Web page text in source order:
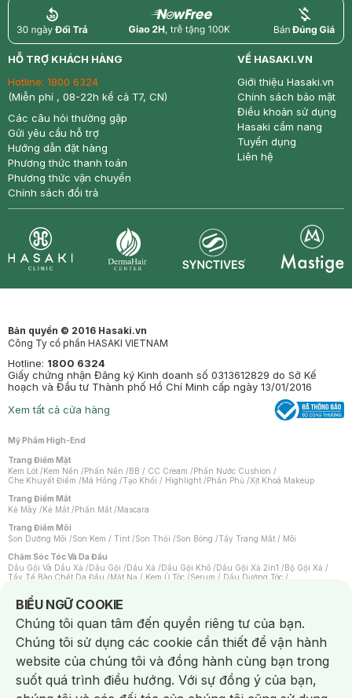
return nowfree price
HỖ TRỢ KHÁCH HÀNG
Hotline: 1800 6324
(Miễn phí , 08-22h kể cả T7, CN)
Các câu hỏi thường gặp
Gửi yêu cầu hỗ trợ
Hướng dẫn đặt hàng
Phương thức thanh toán
Phương thức vận chuyển
Chính sách đổi trả
VỀ HASAKI.VN
Giới thiệu Hasaki.vn
Chính sách bảo mật
Điều khoản sử dụng
Hasaki cẩm nang
Tuyển dụng
Liên hệ
Bản quyền © 2016 Hasaki.vn
Công Ty cổ phần HASAKI VIETNAM
Hotline: 1800 6324
Giấy chứng nhận Đăng ký Kinh doanh số 0313612829 do Sở Kế
hoạch và Đầu tư Thành phố Hồ Chí Minh cấp ngày 13/01/2016
Xem tất cả cửa hàng
Mỹ Phẩm High-End
Trang Điểm Mặt
Kem Lót /Kem Nền /Phấn Nền /BB / CC Cream /Phấn Nước Cushion /
Che Khuyết Điểm /Má Hồng /Tạo Khối / Highlight /Phấn Phủ /Xịt Khoá Makeup
Trang Điểm Mắt
Kẻ Mày /Kẻ Mắt /Phấn Mắt /Mascara
Trang Điểm Môi
Son Dưỡng Môi /Son Kem / Tint /Son Thỏi /Son Bóng /Tẩy Trang Mắt / Môi
Chăm Sóc Tóc Và Da Đầu
Dầu Gội Và Dầu Xả /Dầu Gội /Dầu Xả /Dầu Gội Khô /Dầu Gội Xả 2in1 /Bộ Gội Xả /
Tẩy Tế Bào Chết Da Đầu /Mặt Nạ / Kem Ủ Tóc /Serum / Dầu Dưỡng Tóc /
Máy Sấy Tóc
Lược
Kem Tẩy Lông/Dụng Cụ Tẩy Lông
Nước Hoa
Nước Hoa Nam Nước Hoa Cao Cấp Xịt Thơm Toàn Thân
Nước Hoa Vùng Kín
Chăm Sóc Cá Nhân
Chống Muỗi
Khẩu Trang Máy Massage Mặt Nạ Xông Hơi/Nước Rửa Tay
BIỂU NGỮ COOKIE
Notice about cookies usage
Chúng tôi quan tâm đến quyền riêng tư của bạn.
Chúng tôi sử dụng các cookie cần thiết để vận hành
website của chúng tôi và đồng hành cùng bạn trong
suốt quá trình điều hướng. Với sự đồng ý của bạn,